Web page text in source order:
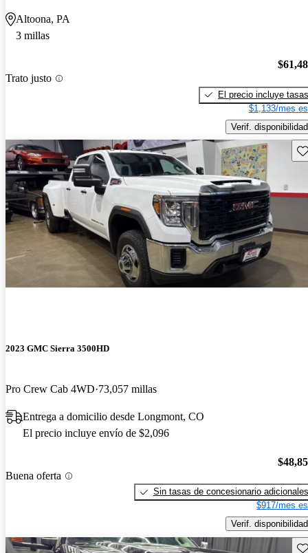
Altoona, PA
3 millas
Trato justo
El precio incluye tasas
$1,133/mes
Verif. disponibilidad
2023 GMC Sierra 3500HD
Pro Crew Cab 4WD 73,057 millas
Entrega a domicilio desde Longmont, CO
El precio incluye envío de $2,096
Buena oferta
Sin tasas de concesionario adicionales
$917/mes
Verif. disponibilidad